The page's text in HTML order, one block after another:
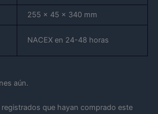
255 × 45 × 340 mm
NACEX en 24-48 horas
aún.
que hayan comprado este